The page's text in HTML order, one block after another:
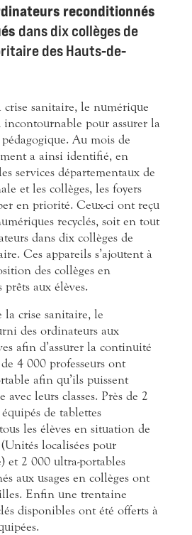
reconditionnés
dans dix collèges de
des Hauts-de-
crise sanitaire, le numérique
incontournable pour assurer la
Au mois de
a ainsi identifié, en
services départementaux de
et les collèges, les foyers
en priorité. Ceux-ci ont reçu
recyclés, soit en tout
dans dix collèges de
Ces appareils s’ajoutent à
des collèges en
aux élèves.
la crise sanitaire, le
des ordinateurs aux
afin d’assurer la continuité
4 000 professeurs ont
afin qu’ils puissent
leurs classes. Près de 2
de tablettes
les élèves en situation de
localisées pour
et 2 000 ultra-portables
aux usages en collèges ont
Enfin une trentaine
disponibles ont été offerts à